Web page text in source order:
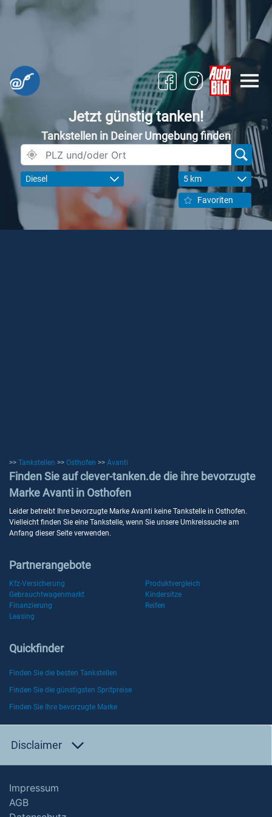
Jetzt günstig tanken!
Tankstellen in Deiner Umgebung finden
Diesel 5 km
Favoriten
>> Tankstellen >> Osthofen >> Avanti
Finden Sie auf clever-tanken.de die ihre bevorzugte
Marke Avanti in Osthofen
Leider betreibt Ihre bevorzugte Marke Avanti keine Tankstelle in Osthofen.
Vielleicht finden Sie eine Tankstelle, wenn Sie unsere Umkreissuche am
Anfang dieser Seite verwenden.
Partnerangebote
Kfz-Versicherung
Produktvergleich
Gebrauchtwagenmarkt
Kindersitze
Finanzierung
Reifen
Leasing
Quickfinder
Finden Sie die besten Tankstellen
Finden Sie die günstigsten Spritpreise
Finden Sie Ihre bevorzugte Marke
Disclaimer
Impressum
AGB